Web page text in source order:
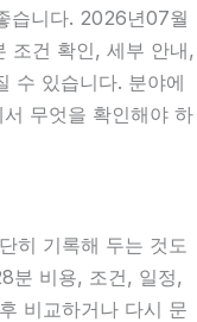
습니다. 2026년07월
조건 확인, 세부 안내,
수 있습니다. 분야에
무엇을 확인해야 하
히 기록해 두는 것도
분 비용, 조건, 일정,
비교하거나 다시 문